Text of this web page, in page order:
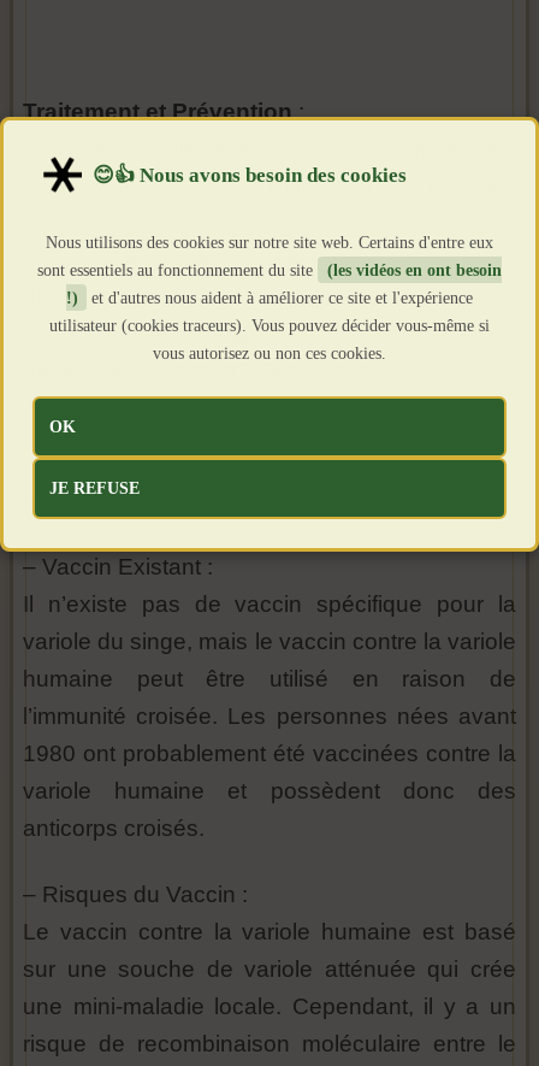
Traitement et Prévention:
symptomatique, avec l’utilisation de topiques
– La prévention est simple : éviter les contacts
directs et intimes avec les personnes infectées.
Un vaccin est inutile car la contamination
Informations sur le Vaccin
– Vaccin Existant :
Il n’existe pas de vaccin spécifique pour la
variole du singe, mais le vaccin contre la variole
humaine peut être utilisé en raison de
l’immunité croisée. Les personnes nées avant
1980 ont probablement été vaccinées contre la
variole humaine et possèdent donc des
anticorps croisés.
– Risques du Vaccin :
Le vaccin contre la variole humaine est basé
sur une souche de variole atténuée qui crée
une mini-maladie locale. Cependant, il y a un
risque de recombinaison moléculaire entre le
Nous utilisons des cookies sur notre site web. Certains d'entre eux
sont essentiels au fonctionnement du site
(les vidéos en ont besoin
!)
et d'autres nous aident à améliorer ce site et l'expérience
utilisateur (cookies traceurs). Vous pouvez décider vous-même si
vous autorisez ou non ces cookies.
OK
JE REFUSE